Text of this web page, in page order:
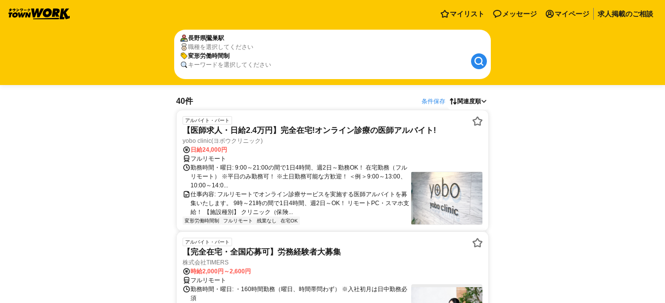
マイリスト メッセージ マイページ 求人掲載のご相談
長野県鶯巣駅
職種を選択してください
変形労働時間制
キーワードを選択してください
40件 条件保存 関連度順
アルバイト・パート
【医師求人・日給2.4万円】完全在宅!オンライン診療の医師アルバイト!
yobo clinic(ヨボウクリニック)
日給24,000円
フルリモート
勤務時間・曜日: 9:00～21:00の間で1日4時間、週2日～勤務OK！ 在宅勤務（フル
リモート） ※平日のみ勤務可！ ※土日勤務可能な方歓迎！ ＜例＞9:00～13:00、
10:00～14:0...
仕事内容: フルリモートでオンライン診療サービスを実施する医師アルバイトを募
集いたします。 9時～21時の間で1日4時間、週2日～OK！ リモートPC・スマホ支
給！ 【施設種別】 クリニック（保険...
変形労働時間制 フルリモート 残業なし 在宅OK
アルバイト・パート
【完全在宅・全国応募可】労務経験者大募集
株式会社TIMERS
時給2,000円～2,600円
フルリモート
勤務時間・曜日: ・160時間勤務（曜日、時間帯問わず） ※入社初月は日中勤務必
須